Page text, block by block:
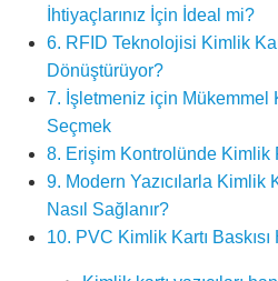
İhtiyaçlarınız İçin İdeal mi?
6. RFID Teknolojisi Kimlik
Dönüştürüyor?
7. İşletmeniz için Mükemmel
Seçmek
8. Erişim Kontrolünde
9. Modern Yazıcılarla Kimlik
Nasıl Sağlanır?
10. PVC Kimlik Kartı